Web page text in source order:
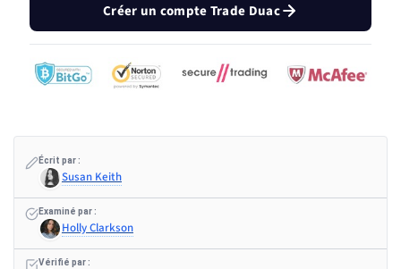
Créer un compte Trade Duac
Écrit par :
Susan Keith
Examiné par :
Holly Clarkson
Vérifié par :